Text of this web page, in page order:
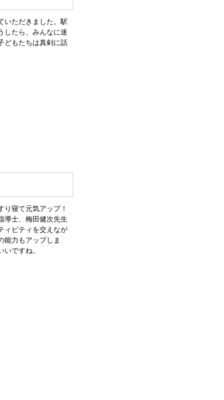
いただきました。駅
したら、みんなに迷
どもたちは真剣に話
寝て元気アップ！
導士、梅田健次先生
ィビティを交えなが
能力もアップしま
ですね。